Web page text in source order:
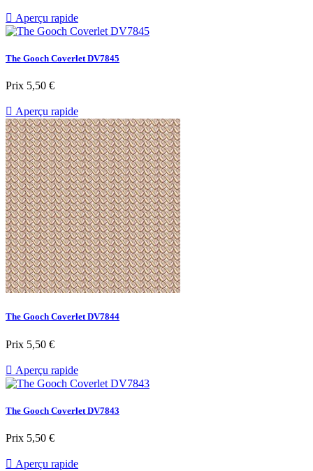
 Aperçu rapide
The Gooch Coverlet DV7845
Prix 5,50 €
 Aperçu rapide
The Gooch Coverlet DV7844
Prix 5,50 €
 Aperçu rapide
The Gooch Coverlet DV7843
Prix 5,50 €
 Aperçu rapide